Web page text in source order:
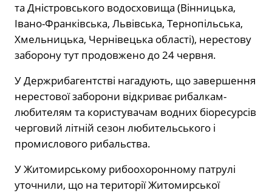
та Дністровського водосховища (Вінницька,
Івано-Франківська, Львівська, Тернопільська,
Хмельницька, Чернівецька області), нерестову
заборону тут продовжено до 24 червня.
У Держрибагентстві нагадують, що завершення
нерестової заборони відкриває рибалкам-
любителям та користувачам водних біоресурсів
черговий літній сезон любительського і
промислового рибальства.
У Житомирському рибоохоронному патрулі
уточнили, що на території Житомирської